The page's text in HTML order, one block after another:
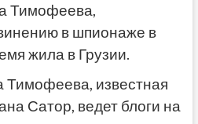
Тимофеева,
в шпионаже в
жила в Грузии.
Тимофеева, известная
Сатор, ведет блоги на